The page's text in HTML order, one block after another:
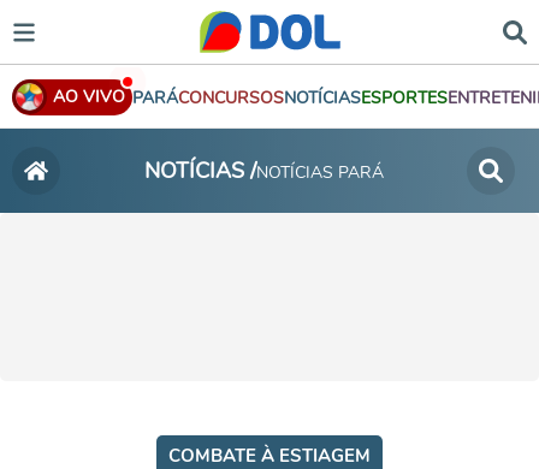
AO VIVO PARÁCONCURSOSNOTÍCIASESPORTES
NOTÍCIAS /NOTÍCIAS PARÁ
COMBATE À ESTIAGEM